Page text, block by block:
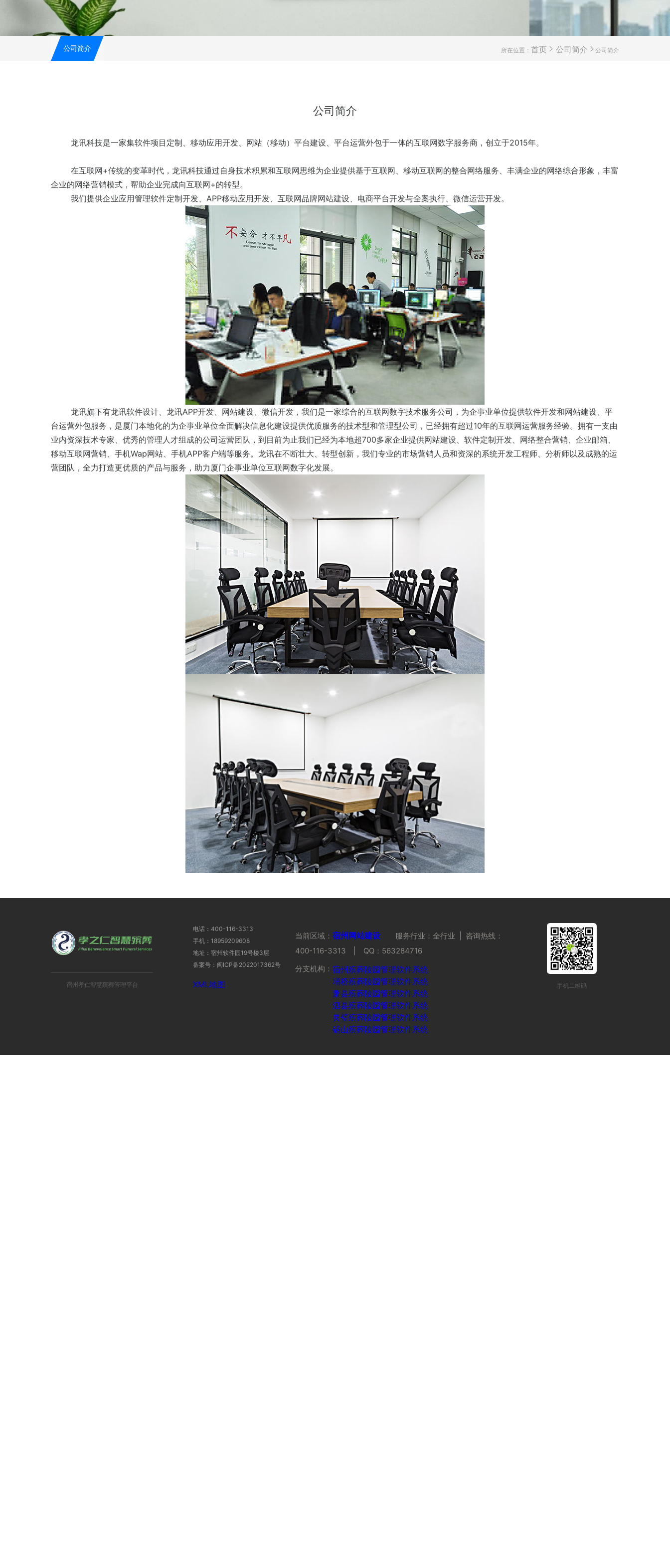
公司简介 所在位置：首页 公司简介 公司简介
公司简介
龙讯科技是一家集软件项目定制、移动应用开发、网站（移动）平台建设、平台运营外包于一体的互联网数字服务商，创立于2015年。
在互联网+传统的变革时代，龙讯科技通过自身技术积累和互联网思维为企业提供基于互联网、移动互联网的整合网络服务、丰满企业的网络综合形象，丰富
企业的网络营销模式，帮助企业完成向互联网+的转型。
我们提供企业应用管理软件定制开发、APP移动应用开发、互联网品牌网站建设、电商平台开发与全案执行、微信运营开发。
龙讯旗下有龙讯软件设计、龙讯APP开发、网站建设、微信开发，我们是一家综合的互联网数字技术服务公司，为企事业单位提供软件开发和网站建设、平
台运营外包服务，是厦门本地化的为企事业单位全面解决信息化建设提供优质服务的技术型和管理型公司，已经拥有超过10年的互联网运营服务经验。拥有一支由
业内资深技术专家、优秀的管理人才组成的公司运营团队，到目前为止我们已经为本地超700多家企业提供网站建设、软件定制开发、网络整合营销、企业邮箱、
移动互联网营销、手机Wap网站、手机APP客户端等服务。龙讯在不断壮大、转型创新，我们专业的市场营销人员和资深的系统开发工程师、分析师以及成熟的运
营团队，全力打造更优质的产品与服务，助力厦门企事业单位互联网数字化发展。
宿州孝仁智慧殡葬管理平台
电话：400-116-3313
手机：18959209608
地址：宿州软件园19号楼3层
备案号：闽ICP备2022017362号
XML地图
当前区域： 宿州网站建设服务行业：全行业 | 咨询热线：
400-116-3313 | QQ：563284716
分支机构：
宿州殡葬陵园管理软件系统
埇桥殡葬陵园管理软件系统
萧县殡葬陵园管理软件系统
泗县殡葬陵园管理软件系统
灵璧殡葬陵园管理软件系统
砀山殡葬陵园管理软件系统 手机二维码